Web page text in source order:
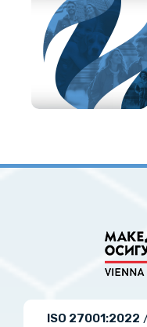
ISO 27001:2022